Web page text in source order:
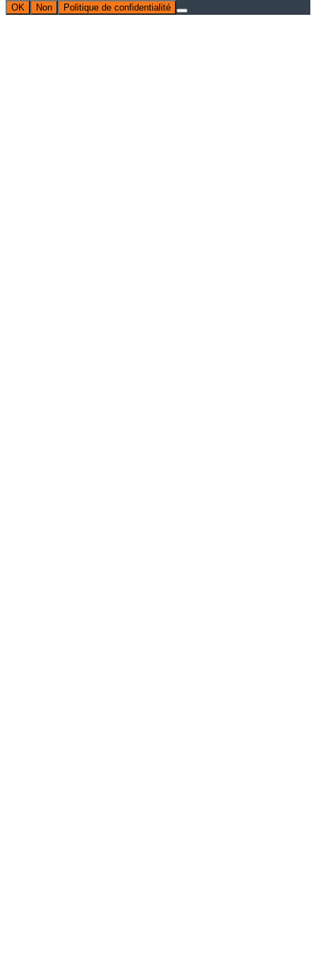
OK Non Politique de confidentialité